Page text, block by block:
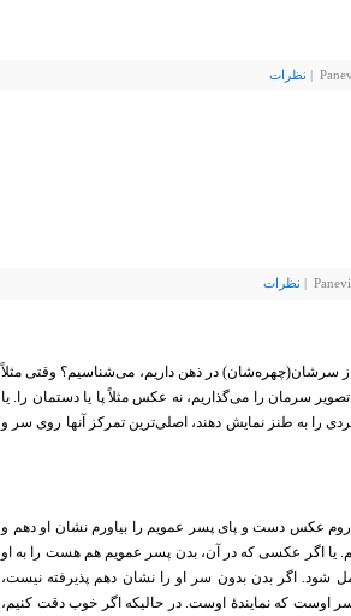
نظرات
نظرات
از سرشان(چهره‌شان) در ذهن داریم، می‌شناسیم؟ وقتی مثلاً
سرمان را می‌گذاریم، نه عکس مثلاً پا یا دستمان را. یا
را به طنز نمایش دهند، اصلی‌ترین تمرکز آنها روی سر و
عکس دست و پای پسر عمویم را بیاورم نشان او دهم و
اگر عکسی که در آن، بدن پسر عمویم هم هست را به او
اگر بدن بدون سر او را نشان دهم پذیرفته نیست،
اوست که نمایندهٔ اوست. در حالیکه اگر خوب دقت کنیم،